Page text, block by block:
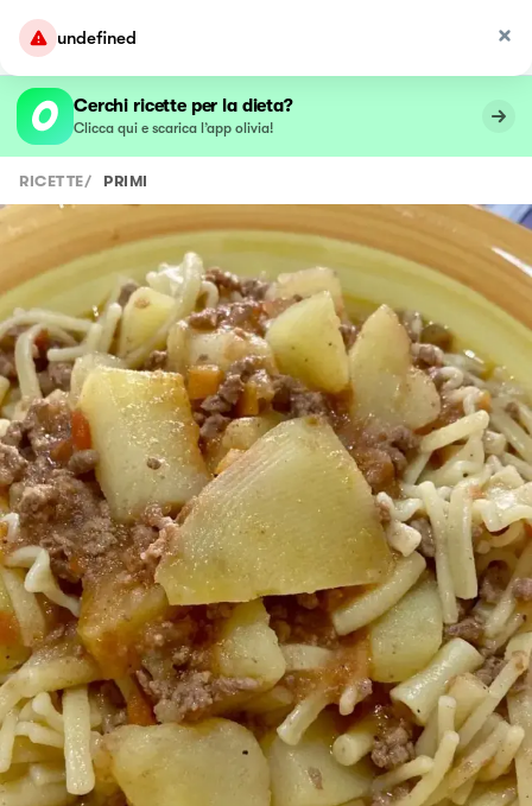
undefined
Cerchi ricette per la dieta?
Clicca qui e scarica l’app olivia!
RICETTE/ PRIMI